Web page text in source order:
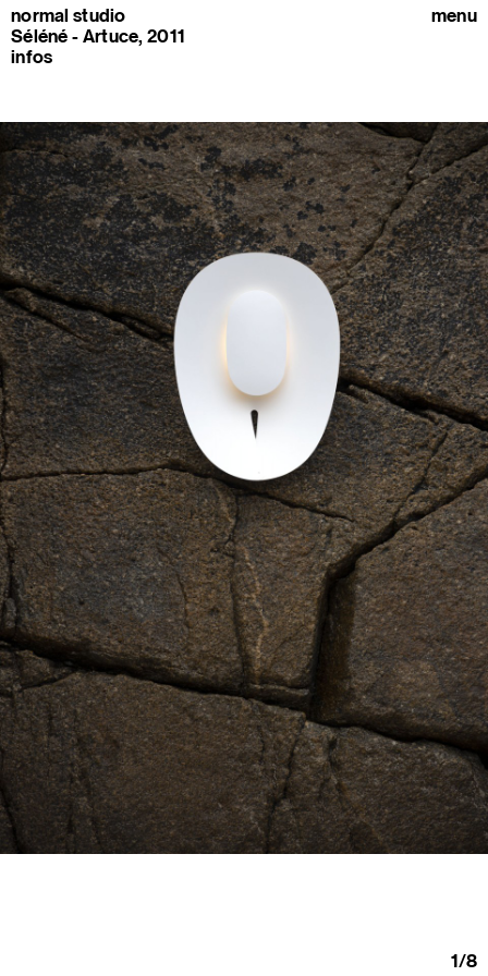
normal studio
Séléné - Artuce, 2011
infos
menu
1/8